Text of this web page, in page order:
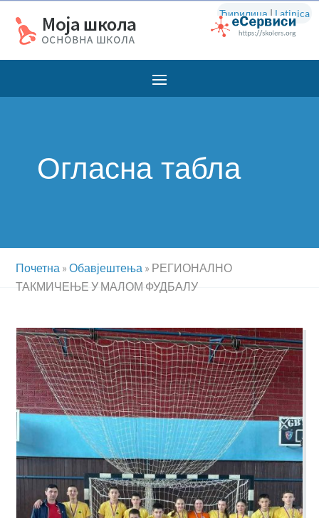
Ћирилица | Latinica
Огласна табла
Почетна »Обавјештења » РЕГИОНАЛНО
ТАКМИЧЕЊЕ У МАЛОМ ФУДБАЛУ